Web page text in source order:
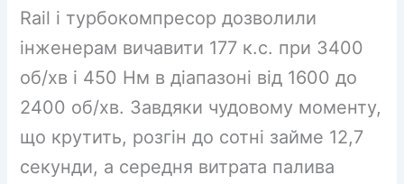
Rail і турбокомпресор дозволили
інженерам вичавити 177 к.с. при 3400
об/хв і 450 Нм в діапазоні від 1600 до
2400 об/хв. Завдяки чудовому моменту,
що крутить, розгін до сотні займе 12,7
секунди, а середня витрата палива